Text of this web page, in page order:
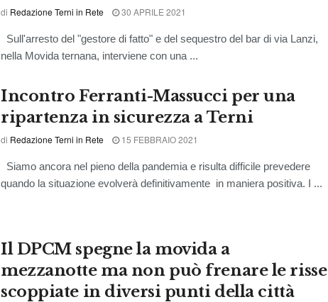
di Redazione Terni in Rete 30 APRILE 2021
Sull'arresto del "gestore di fatto" e del sequestro del bar di via Lanzi,
nella Movida ternana, interviene con una ...
Incontro Ferranti-Massucci per una
ripartenza in sicurezza a Terni
di Redazione Terni in Rete 15 FEBBRAIO 2021
Siamo ancora nel pieno della pandemia e risulta difficile prevedere
quando la situazione evolverà definitivamente in maniera positiva. I ...
Il DPCM spegne la movida a
mezzanotte ma non può frenare le risse
scoppiate in diversi punti della città